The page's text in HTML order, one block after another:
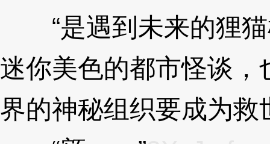
“是遇到未来的狸猫
迷你美色的都市怪谈
界的神秘组织要成为救